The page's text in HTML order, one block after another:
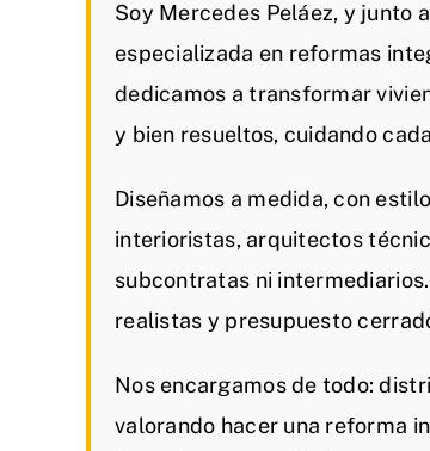
Soy Mercedes Peláez, y junto
especializada en reformas
dedicamos a transformar
y bien resueltos, cuidando
Diseñamos a medida, con
interioristas, arquitectos
subcontratas ni
realistas y presupuesto
Nos encargamos de todo:
valorando hacer una reforma